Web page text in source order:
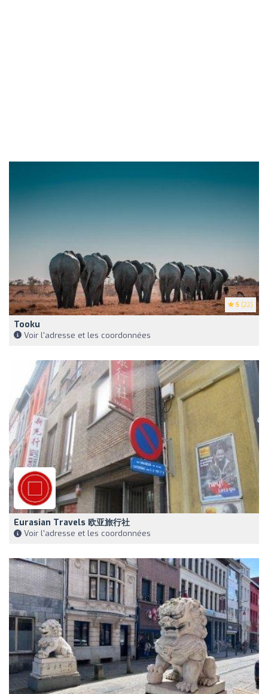
5 (22)
Tooku
Voir l'adresse et les coordonnées
Eurasian Travels 欧亚旅行社
Voir l'adresse et les coordonnées